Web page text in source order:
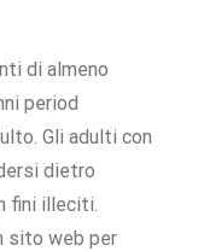
di almeno
period
Gli adulti con
dietro
fini illeciti.
sito web per